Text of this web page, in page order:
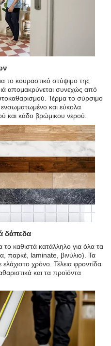
το κουραστικό στύψιμο της
απομακρύνεται συνεχώς από
Τέρμα το σύρσιμο
και εύκολα
και κάδο βρώμικου νερού.
δάπεδα
καθιστά κατάλληλο για όλα τα
παρκέ, laminate, βινύλιο). Τα
χρόνο. Τέλεια φροντίδα
και τα προϊόντα